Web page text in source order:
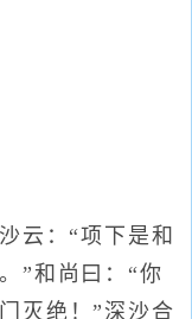
：“项下是和
”和尚曰：“你
灭绝！”深沙合